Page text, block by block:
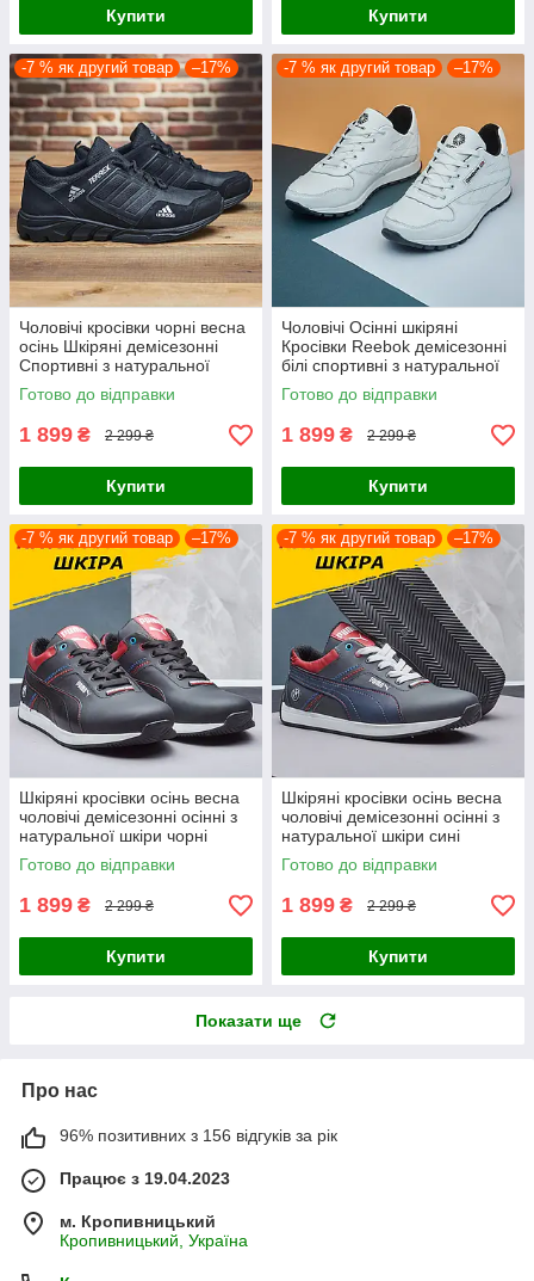
Купити Купити
-7 % як другий товар –17%
Чоловічі кросівки чорні весна
осінь Шкіряні демісезонні
Спортивні з натуральної
шкіри
Готово до відправки
1 899 ₴ 2 299 ₴
Купити
-7 % як другий товар –17%
Чоловічі Осінні шкіряні
Кросівки Reebok демісезонні
білі спортивні з натуральної
шкіри
Готово до відправки
1 899 ₴ 2 299 ₴
Купити
-7 % як другий товар –17%
Шкіряні кросівки осінь весна
чоловічі демісезонні осінні з
натуральної шкіри чорні
Готово до відправки
1 899 ₴ 2 299 ₴
Купити
-7 % як другий товар –17%
Шкіряні кросівки осінь весна
чоловічі демісезонні осінні з
натуральної шкіри сині
Готово до відправки
1 899 ₴ 2 299 ₴
Купити
Показати ще
Про нас
96% позитивних з 156 відгуків за рік
Працює з 19.04.2023
м. Кропивницький
Кропивницький, Україна